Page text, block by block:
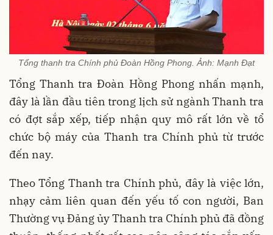
Tổng thanh tra Chính phủ Đoàn Hồng Phong. Ảnh: Mạnh Đạt
Tổng Thanh tra Đoàn Hồng Phong nhấn mạnh,
đây là lần đầu tiên trong lịch sử ngành Thanh tra
có đợt sắp xếp, tiếp nhận quy mô rất lớn về tổ
chức bộ máy của Thanh tra Chính phủ từ trước
đến nay.
Theo Tổng Thanh tra Chính phủ, đây là việc lớn,
nhạy cảm liên quan đến yếu tố con người, Ban
Thường vụ Đảng ủy Thanh tra Chính phủ đã đồng